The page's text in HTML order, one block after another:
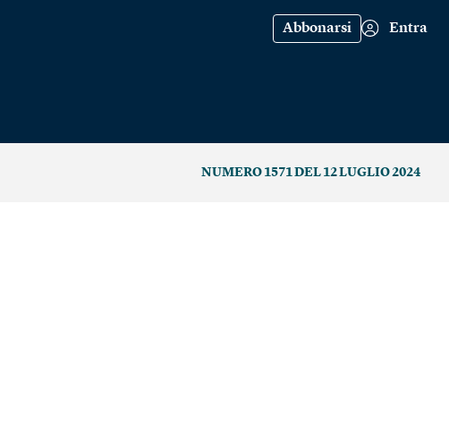
Abbonarsi Entra
NUMERO 1571 DEL 12 LUGLIO 2024